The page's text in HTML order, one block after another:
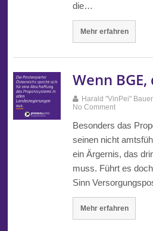
die…
Mehr erfahren
Wenn
Harald "VinPei" Bauer
No Comment
Besonders das
seinen nicht
ein Ärgernis, das
muss. Führt es
Sinn
Mehr erfahren